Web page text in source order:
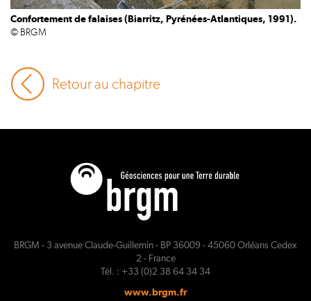
Confortement de falaises (Biarritz, Pyrénées-Atlantiques, 1991).
© BRGM
Retour au chapitre
BRGM - 3 avenue Claude-Guillemin - BP 36009 - 45060 Orléans Cedex
2 - France
Tél. : +33 (0)2 38 64 34 34
www.brgm.fr